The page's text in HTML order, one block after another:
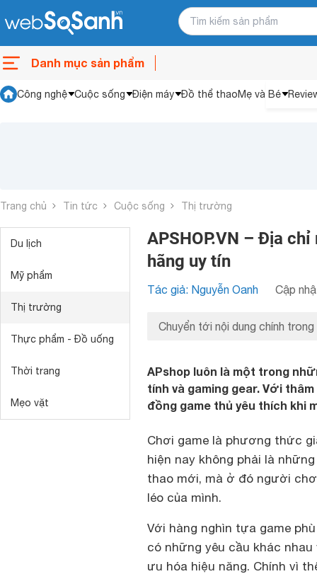
Danh mục sản phẩm
Công nghệ Cuộc sống Điện máy Đồ thể thaoMẹ và Bé
Trang chủ Tin tức Cuộc sống Thị trường
Du lịch
Mỹ phẩm
Thị trường
Thực phẩm - Đồ uống
Thời trang
Mẹo vặt
APSHOP.VN – Địa
hãng uy tín
Tác giả: Nguyễn Oanh Cập
Chuyển tới nội dung chính trong
APshop luôn là một trong
tính và gaming gear. Với
đồng game thủ yêu thích khi
Chơi game là phương thức
hiện nay không phải là
thao mới, mà ở đó người
léo của mình.
Với hàng nghìn tựa game
có những yêu cầu khác
ưu hóa hiệu năng. Chính vì